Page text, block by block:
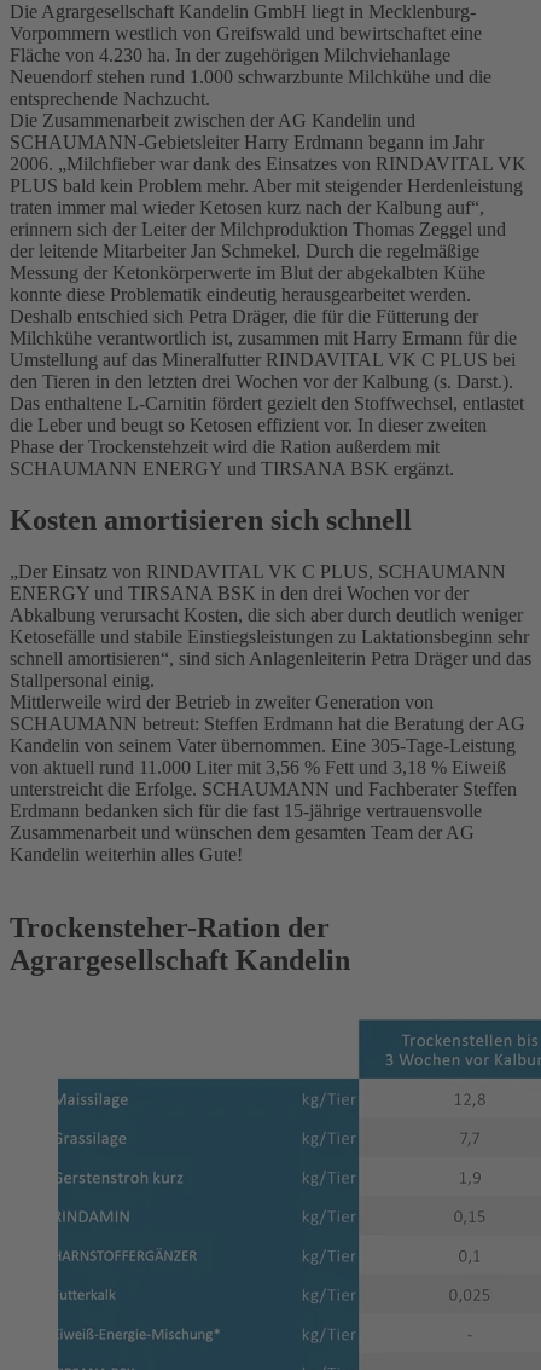
Die Agrargesellschaft Kandelin GmbH liegt in Mecklenburg-
Vorpommern westlich von Greifswald und bewirtschaftet eine
Fläche von 4.230 ha. In der zugehörigen Milchviehanlage
Neuendorf stehen rund 1.000 schwarzbunte Milchkühe und die
entsprechende Nachzucht.
Die Zusammenarbeit zwischen der AG Kandelin und
SCHAUMANN-Gebietsleiter Harry Erdmann begann im Jahr
2006. „Milchfieber war dank des Einsatzes von RINDAVITAL VK
PLUS bald kein Problem mehr. Aber mit steigender Herdenleistung
traten immer mal wieder Ketosen kurz nach der Kalbung auf“,
erinnern sich der Leiter der Milchproduktion Thomas Zeggel und
der leitende Mitarbeiter Jan Schmekel. Durch die regelmäßige
Messung der Ketonkörperwerte im Blut der abgekalbten Kühe
konnte diese Problematik eindeutig herausgearbeitet werden.
Deshalb entschied sich Petra Dräger, die für die Fütterung der
Milchkühe verantwortlich ist, zusammen mit Harry Ermann für die
Umstellung auf das Mineralfutter RINDAVITAL VK C PLUS bei
den Tieren in den letzten drei Wochen vor der Kalbung (s. Darst.).
Das enthaltene L-Carnitin fördert gezielt den Stoffwechsel, entlastet
die Leber und beugt so Ketosen effizient vor. In dieser zweiten
Phase der Trockenstehzeit wird die Ration außerdem mit
SCHAUMANN ENERGY und TIRSANA BSK ergänzt.
Kosten amortisieren sich schnell
„Der Einsatz von RINDAVITAL VK C PLUS, SCHAUMANN
ENERGY und TIRSANA BSK in den drei Wochen vor der
Abkalbung verursacht Kosten, die sich aber durch deutlich weniger
Ketosefälle und stabile Einstiegsleistungen zu Laktationsbeginn sehr
schnell amortisieren“, sind sich Anlagenleiterin Petra Dräger und das
Stallpersonal einig.
Mittlerweile wird der Betrieb in zweiter Generation von
SCHAUMANN betreut: Steffen Erdmann hat die Beratung der AG
Kandelin von seinem Vater übernommen. Eine 305-Tage-Leistung
von aktuell rund 11.000 Liter mit 3,56 % Fett und 3,18 % Eiweiß
unterstreicht die Erfolge. SCHAUMANN und Fachberater Steffen
Erdmann bedanken sich für die fast 15-jährige vertrauensvolle
Zusammenarbeit und wünschen dem gesamten Team der AG
Kandelin weiterhin alles Gute!
Trockensteher-Ration der
Agrargesellschaft Kandelin